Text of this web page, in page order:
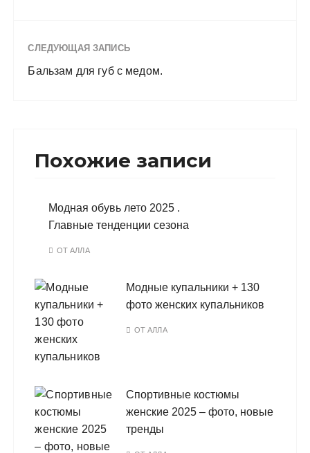
СЛЕДУЮЩАЯ ЗАПИСЬ
Бальзам для губ с медом.
Похожие записи
Модная обувь лето 2025 .
Главные тенденции сезона
ОТАЛЛА
Модные купальники + 130
фото женских купальников
ОТАЛЛА
Спортивные костюмы
женские 2025 – фото, новые
тренды